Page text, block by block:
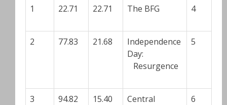
4
The BFG
22.71
22.71
1
5
Independence
Day:
Resurgence
21.68
77.83
2
6
Central
15.40
94.82
3